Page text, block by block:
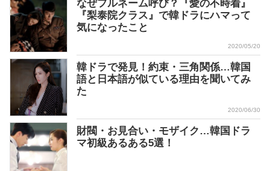
なぜフルネーム呼び？『愛の不時着』
『梨泰院クラス』で韓ドラにハマって
気になったこと
2020/05/20
韓ドラで発見！約束・三角関係…韓国
語と日本語が似ている理由を聞いてみ
た
2020/06/30
財閥・お見合い・モザイク…韓国ドラ
マ初級あるある5選！